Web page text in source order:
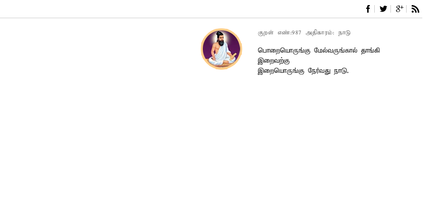
குறள் எண்:987 அதிகாரம்: நாடு
பொறையொருங்கு மேல்வருங்கால் தாங்கி
இறைவற்கு
இறையொருங்கு நேர்வது நாடு.